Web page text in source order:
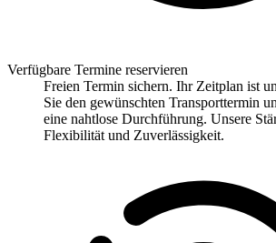
Verfügbare Termine reservieren
Freien Termin sichern. Ihr Zeitplan ist
Sie den gewünschten Transporttermin
eine nahtlose Durchführung. Unsere
Flexibilität und Zuverlässigkeit.